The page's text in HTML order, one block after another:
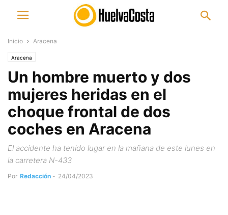
Inicio Aracena
Aracena
Un hombre muerto y dos
mujeres heridas en el
choque frontal de dos
coches en Aracena
El accidente ha tenido lugar en la mañana de este lunes en
la carretera N-433
Por Redacción - 24/04/2023